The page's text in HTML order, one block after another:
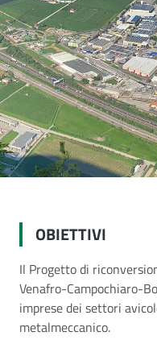
OBIETTIVI
Il Progetto di
Venafro-Campochiaro-
imprese dei settori
metalmeccanico.